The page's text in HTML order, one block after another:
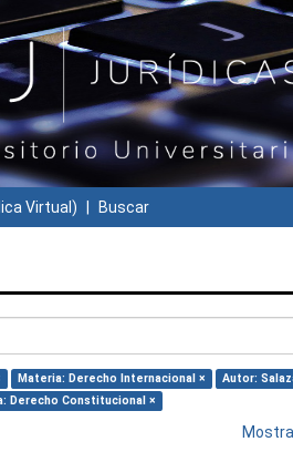
Virtual) Buscar
Materia: Derecho Internacional ×
Autor:
Derecho Constitucional ×